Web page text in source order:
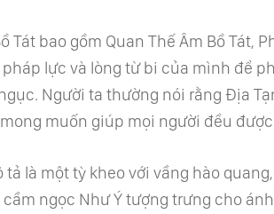
bao gồm Quan Thế Âm Bồ Tát,
pháp lực và lòng từ bi của mình để
Người ta thường nói rằng Địa
muốn giúp mọi người đều
tả là một tỳ kheo với vầng hào
ngọc Như Ý tượng trưng cho